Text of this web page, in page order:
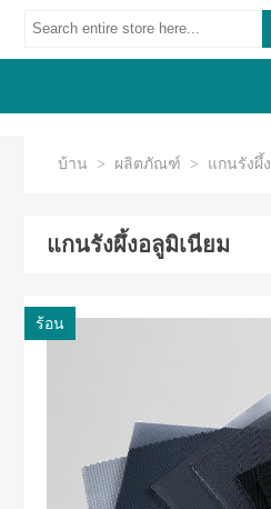
บ้าน > ผลิตภัณฑ์ > แกนรังผึ้ง
แกนรังผึ้งอลูมิเนียม
ร้อน